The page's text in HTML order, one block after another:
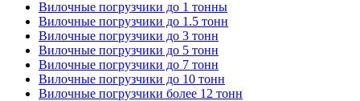
Вилочные погрузчики до 1 тонны
Вилочные погрузчики до 1.5 тонн
Вилочные погрузчики до 3 тонн
Вилочные погрузчики до 5 тонн
Вилочные погрузчики до 7 тонн
Вилочные погрузчики до 10 тонн
Вилочные погрузчики более 12 тонн